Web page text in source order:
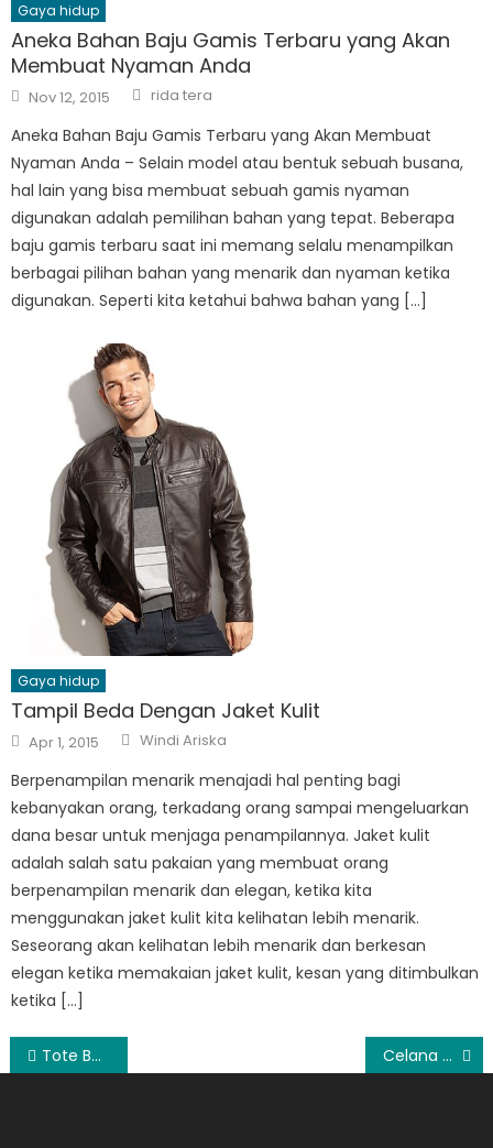
Gaya hidup
Aneka Bahan Baju Gamis Terbaru yang Akan
Membuat Nyaman Anda
Posted
on
Nov 12, 2015 Author
rida tera
Aneka Bahan Baju Gamis Terbaru yang Akan Membuat
Nyaman Anda – Selain model atau bentuk sebuah busana,
hal lain yang bisa membuat sebuah gamis nyaman
digunakan adalah pemilihan bahan yang tepat. Beberapa
baju gamis terbaru saat ini memang selalu menampilkan
berbagai pilihan bahan yang menarik dan nyaman ketika
digunakan. Seperti kita ketahui bahwa bahan yang […]
Gaya hidup
Tampil Beda Dengan Jaket Kulit
Posted
on
Apr 1, 2015 Author
Windi Ariska
Berpenampilan menarik menajadi hal penting bagi
kebanyakan orang, terkadang orang sampai mengeluarkan
dana besar untuk menjaga penampilannya. Jaket kulit
adalah salah satu pakaian yang membuat orang
berpenampilan menarik dan elegan, ketika kita
menggunakan jaket kulit kita kelihatan lebih menarik.
Seseorang akan kelihatan lebih menarik dan berkesan
elegan ketika memakaian jaket kulit, kesan yang ditimbulkan
ketika […]
Post
Tote Bag Salah Satu Tas Wanita Celana Pendek Pria Terpopuler